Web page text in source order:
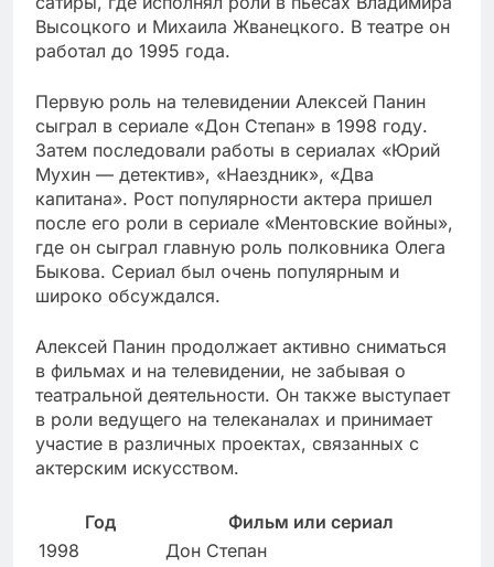
Высоцкого и Михаила Жванецкого. В театре он
работал до 1995 года.
Первую роль на телевидении Алексей Панин
сыграл в сериале «Дон Степан» в 1998 году.
Затем последовали работы в сериалах «Юрий
Мухин — детектив», «Наездник», «Два
капитана». Рост популярности актера пришел
после его роли в сериале «Ментовские войны»,
где он сыграл главную роль полковника Олега
Быкова. Сериал был очень популярным и
широко обсуждался.
Алексей Панин продолжает активно сниматься
в фильмах и на телевидении, не забывая о
театральной деятельности. Он также выступает
в роли ведущего на телеканалах и принимает
участие в различных проектах, связанных с
актерским искусством.
Год
Фильм или сериал
1998
Дон Степан